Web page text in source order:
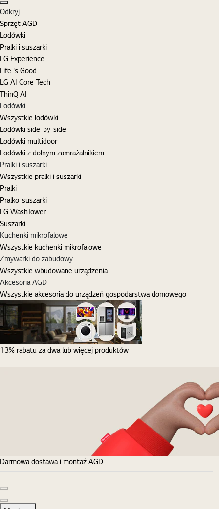
Zamknij
Odkryj
Sprzęt AGD
Lodówki
Pralki i suszarki
LG Experience
Life 's Good
LG AI Core-Tech
ThinQ AI
Lodówki
Wszystkie lodówki
Lodówki side-by-side
Lodówki multidoor
Lodówki z dolnym zamrażalnikiem
Pralki i suszarki
Wszystkie pralki i suszarki
Pralki
Pralko-suszarki
LG WashTower
Suszarki
Kuchenki mikrofalowe
Wszystkie kuchenki mikrofalowe
Zmywarki do zabudowy
Wszystkie wbudowane urządzenia
Akcesoria AGD
Wszystkie akcesoria do urządzeń gospodarstwa domowego
13% rabatu za dwa lub więcej produktów
Darmowa dostawa i montaż AGD
Następny slajd